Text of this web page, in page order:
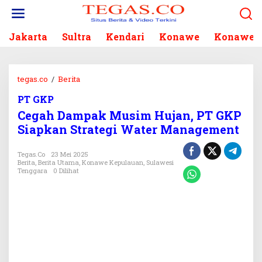
Jakarta Sultra Kendari Konawe Konawe
tegas.co / Berita
a
h
D
m
PT GKP
Cegah Dampak Musim Hujan, PT GKP
Siapkan Strategi Water Management
Tegas.co
23 Mei 2025
Berita, Berita Utama, Konawe Kepulauan, Sulawesi
Tenggara
0 Dilihat